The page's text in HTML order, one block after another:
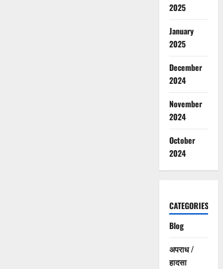
2025
January
2025
December
2024
November
2024
October
2024
CATEGORIES
Blog
अपराध /
हादसा